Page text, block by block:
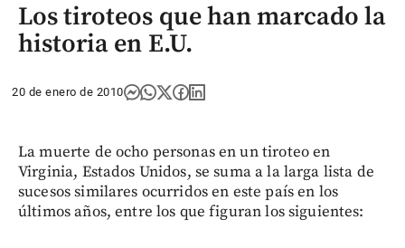
Los tiroteos que han marcado la
historia en E.U.
20 de enero de 2010
La muerte de ocho personas en un tiroteo en
Virginia, Estados Unidos, se suma a la larga lista de
sucesos similares ocurridos en este país en los
últimos años, entre los que figuran los siguientes: